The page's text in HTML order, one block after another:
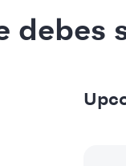
debes